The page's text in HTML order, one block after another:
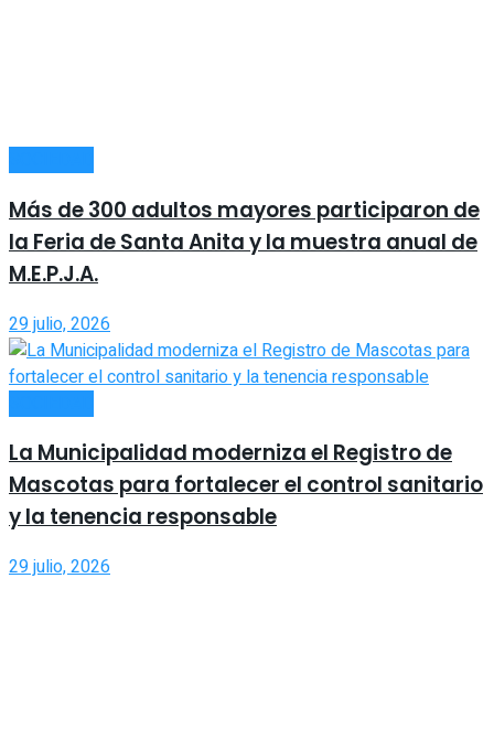
Más de 300 adultos mayores participaron de
la Feria de Santa Anita y la muestra anual de
M.E.P.J.A.
29 julio, 2026
La Municipalidad moderniza el Registro de
Mascotas para fortalecer el control sanitario
y la tenencia responsable
29 julio, 2026